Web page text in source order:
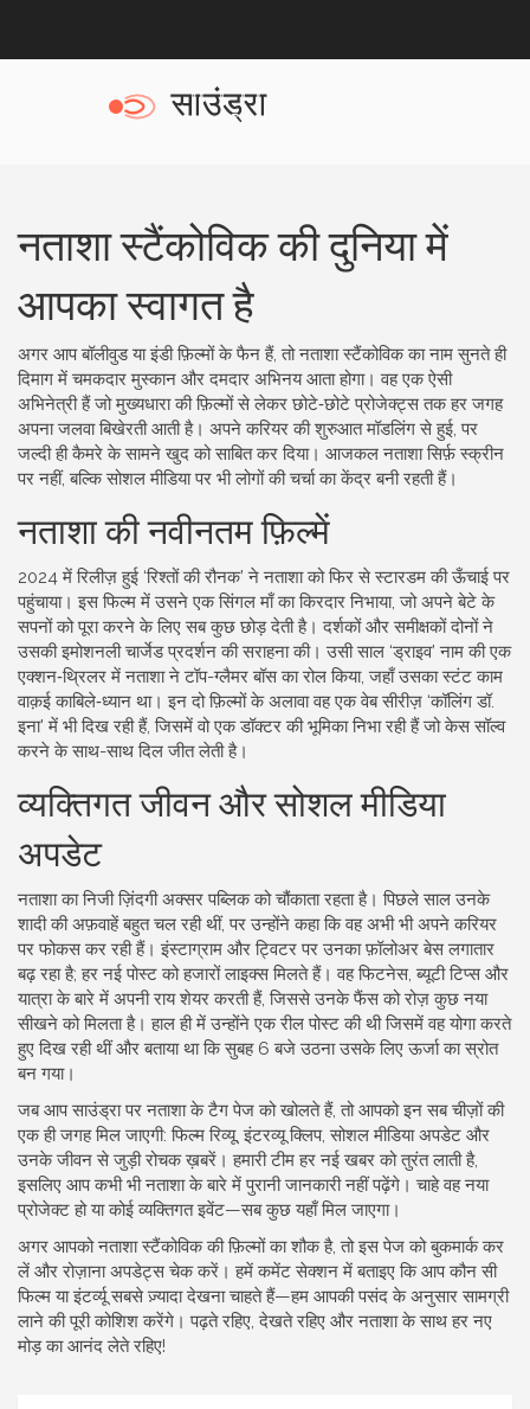
नताशा स्टैंकोविक की दुनिया में
आपका स्वागत है
अगर आप बॉलीवुड या इंडी फ़िल्मों के फैन हैं, तो नताशा स्टैंकोविक का नाम सुनते ही
दिमाग में चमकदार मुस्कान और दमदार अभिनय आता होगा। वह एक ऐसी
अभिनेत्री हैं जो मुख्यधारा की फ़िल्मों से लेकर छोटे‑छोटे प्रोजेक्ट्स तक हर जगह
अपना जलवा बिखेरती आती है। अपने करियर की शुरुआत मॉडलिंग से हुई, पर
जल्दी ही कैमरे के सामने खुद को साबित कर दिया। आजकल नताशा सिर्फ़ स्क्रीन
पर नहीं, बल्कि सोशल मीडिया पर भी लोगों की चर्चा का केंद्र बनी रहती हैं।
नताशा की नवीनतम फ़िल्में
2024 में रिलीज़ हुई ‘रिश्तों की रौनक’ ने नताशा को फिर से स्टारडम की ऊँचाई पर
पहुंचाया। इस फिल्म में उसने एक सिंगल माँ का किरदार निभाया, जो अपने बेटे के
सपनों को पूरा करने के लिए सब कुछ छोड़ देती है। दर्शकों और समीक्षकों दोनों ने
उसकी इमोशनली चार्जेड प्रदर्शन की सराहना की। उसी साल ‘ड्राइव’ नाम की एक
एक्शन‑थ्रिलर में नताशा ने टॉप-ग्लैमर बॉस का रोल किया, जहाँ उसका स्टंट काम
वाक़ई काबिले‑ध्यान था। इन दो फ़िल्मों के अलावा वह एक वेब सीरीज़ ‘कॉलिंग डॉ.
इना’ में भी दिख रही हैं, जिसमें वो एक डॉक्टर की भूमिका निभा रही हैं जो केस सॉल्व
करने के साथ-साथ दिल जीत लेती है।
व्यक्तिगत जीवन और सोशल मीडिया
अपडेट
नताशा का निजी ज़िंदगी अक्सर पब्लिक को चौंकाता रहता है। पिछले साल उनके
शादी की अफ़वाहें बहुत चल रही थीं, पर उन्होंने कहा कि वह अभी भी अपने करियर
पर फोकस कर रही हैं। इंस्टाग्राम और ट्विटर पर उनका फ़ॉलोअर बेस लगातार
बढ़ रहा है; हर नई पोस्ट को हजारों लाइक्स मिलते हैं। वह फिटनेस, ब्यूटी टिप्स और
यात्रा के बारे में अपनी राय शेयर करती हैं, जिससे उनके फैंस को रोज़ कुछ नया
सीखने को मिलता है। हाल ही में उन्होंने एक रील पोस्ट की थी जिसमें वह योगा करते
हुए दिख रही थीं और बताया था कि सुबह 6 बजे उठना उसके लिए ऊर्जा का स्रोत
बन गया।
जब आप साउंड्रा पर नताशा के टैग पेज को खोलते हैं, तो आपको इन सब चीज़ों की
एक ही जगह मिल जाएगी: फिल्म रिव्यू, इंटरव्यू क्लिप, सोशल मीडिया अपडेट और
उनके जीवन से जुड़ी रोचक ख़बरें। हमारी टीम हर नई खबर को तुरंत लाती है,
इसलिए आप कभी भी नताशा के बारे में पुरानी जानकारी नहीं पढ़ेंगे। चाहे वह नया
प्रोजेक्ट हो या कोई व्यक्तिगत इवेंट—सब कुछ यहाँ मिल जाएगा।
अगर आपको नताशा स्टैंकोविक की फ़िल्मों का शौक है, तो इस पेज को बुकमार्क कर
लें और रोज़ाना अपडेट्स चेक करें। हमें कमेंट सेक्शन में बताइए कि आप कौन सी
फिल्म या इंटर्व्यू सबसे ज़्यादा देखना चाहते हैं—हम आपकी पसंद के अनुसार सामग्री
लाने की पूरी कोशिश करेंगे। पढ़ते रहिए, देखते रहिए और नताशा के साथ हर नए
मोड़ का आनंद लेते रहिए!